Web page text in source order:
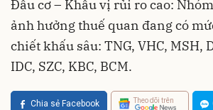
Đầu cơ – Khẩu vị rủi ro cao:
ảnh hưởng thuế quan đang có
chiết khấu sâu: TNG, VHC, MSH,
IDC, SZC, KBC, BCM.
Chia sẻ Facebook Theo dõi trên